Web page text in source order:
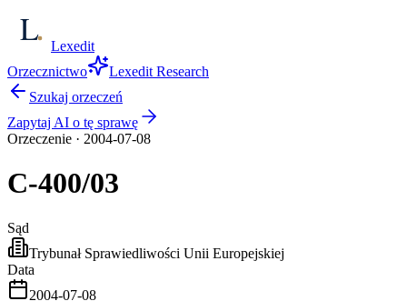
Lexedit
Orzecznictwo
Lexedit Research
Szukaj orzeczeń
Zapytaj AI o tę sprawę
Orzeczenie · 2004-07-08
C-400/03
Sąd
Trybunał Sprawiedliwości Unii Europejskiej
Data
2004-07-08